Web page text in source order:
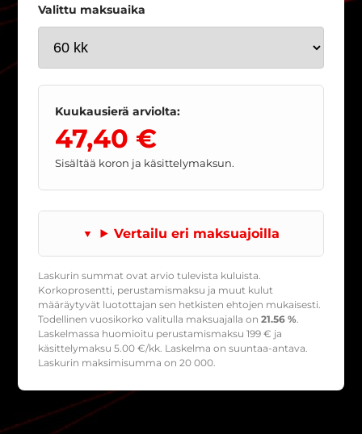
Valittu maksuaika
Kuukausierä arviolta:
47,40 €
Sisältää koron ja käsittelymaksun.
Vertailu eri maksuajoilla
Laskurin summat ovat arvio tulevista kuluista.
Korkoprosentti, perustamismaksu ja muut kulut
määräytyvät luotottajan sen hetkisten ehtojen mukaisesti.
Todellinen vuosikorko valitulla maksuajalla on21.56 %.
Laskelmassa huomioitu perustamismaksu199 € ja
käsittelymaksu5.00 €/kk. Laskelma on suuntaa-antava.
Laskurin maksimisumma on 20 000.